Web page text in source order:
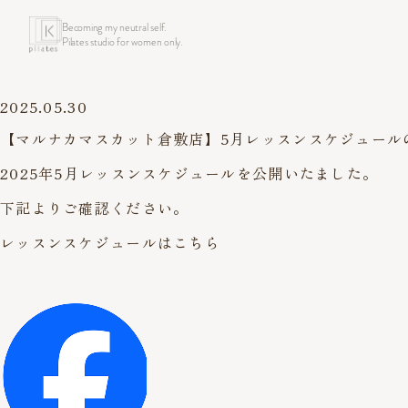
Becoming my neutral self.
Pilates studio for women only.
2025.05.30
【マルナカマスカット倉敷店】5月レッスンスケジュール
2025年5月レッスンスケジュールを公開いたました。
下記よりご確認ください。
レッスンスケジュールはこちら